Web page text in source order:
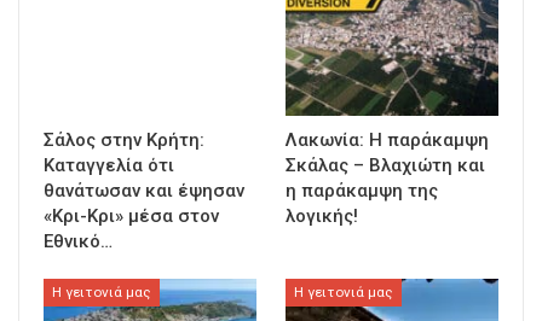
Σάλος στην Κρήτη:
Καταγγελία ότι
θανάτωσαν και έψησαν
«Κρι-Κρι» μέσα στον
Εθνικό…
Λακωνία: Η παράκαμψη
Σκάλας – Βλαχιώτη και
η παράκαμψη της
λογικής!
Η γειτονιά μας Η γειτονιά μας